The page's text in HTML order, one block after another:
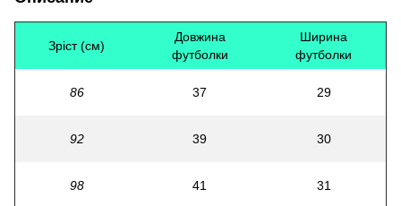
Зріст (см)
Довжина
футболки
Ширина
футболки
86 37 29
92 39 30
98 41 31